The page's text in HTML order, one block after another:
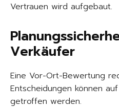
Vertrauen wird aufgebaut.
Verkäufer
Eine Vor-Ort-Bewertung
Entscheidungen können
getroffen werden.